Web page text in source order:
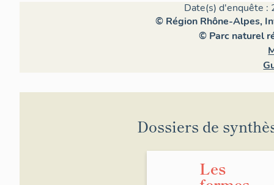
Date(s) d'enquête :
© Région Rhône-Alpes,
© Parc naturel
Dossiers de
Les